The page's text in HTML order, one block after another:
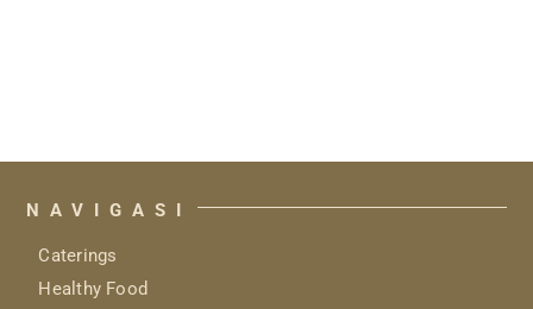
NAVIGASI
Caterings
Healthy Food